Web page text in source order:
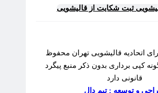
ثبت شکایت از قالیشویی
اتحادیه قالیشویی تهران محفوظ
کپی برداری بدون ذکر منبع پیگرد
قانونی دارد
و توسعه : تیم دال